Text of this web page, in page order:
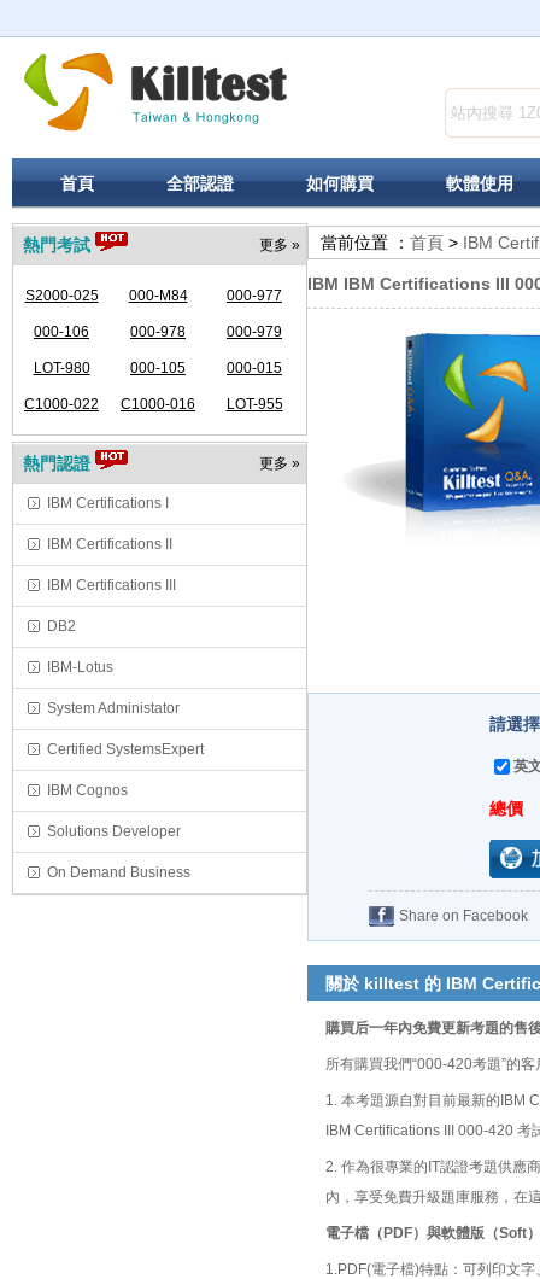
首頁 全部認證 如何購買 軟體使用
更多 »
熱門考試
S2000-025 000-M84 000-977
000-106 000-978 000-979
LOT-980 000-105 000-015
C1000-022 C1000-016 LOT-955
更多 »
熱門認證
IBM Certifications I
IBM Certifications II
IBM Certifications III
DB2
IBM-Lotus
System Administator
Certified SystemsExpert
IBM Cognos
Solutions Developer
On Demand Business
當前位置 ： 首頁 > IBM
IBM IBM Certifications III
請選
英
總價
Share on Facebook
關於 killtest 的 IBM
購買后一年內免費更新考題的售
所有購買我們“000-420考題”的
1. 本考題源自對目前最新的IBM
IBM Certifications III 000-420
2. 作為很專業的IT認證考題供應
內，享受免費升級題庫服務，在
電子檔（PDF）與軟體版（Soft
1.PDF(電子檔)特點：可列印文